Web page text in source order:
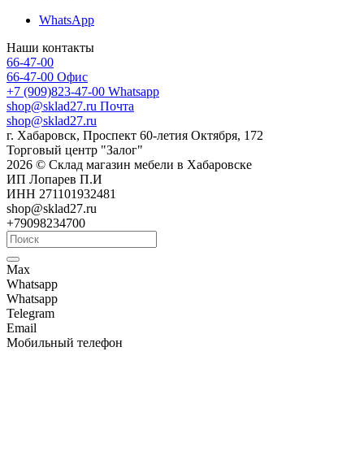
WhatsApp
Наши контакты
66-47-00
66-47-00 Офис
+7 (909)823-47-00 Whatsapp
shop@sklad27.ru Почта
shop@sklad27.ru
г. Хабаровск, Проспект 60-летия Октября, 172
Торговый центр "Залог"
2026 © Склад магазин мебели в Хабаровске
ИП Лопарев П.И
ИНН 271101932481
shop@sklad27.ru
+79098234700
Max
Whatsapp
Whatsapp
Telegram
Email
Мобильный телефон